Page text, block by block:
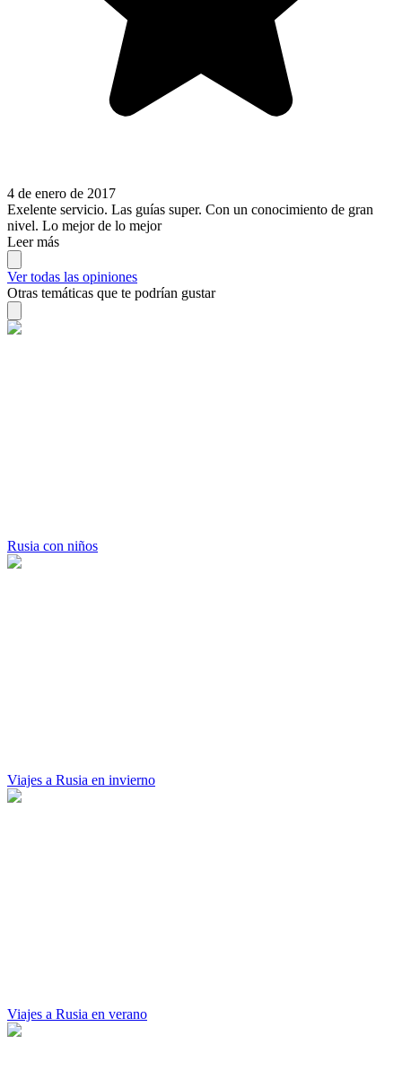
4 de enero de 2017
Exelente servicio. Las guías super. Con un conocimiento de gran
nivel. Lo mejor de lo mejor
Leer más
Ver todas las opiniones
Otras temáticas que te podrían gustar
Rusia con niños
Viajes a Rusia en invierno
Viajes a Rusia en verano